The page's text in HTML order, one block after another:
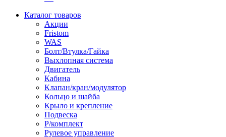
Каталог товаров
Акции
Fristom
WAS
Болт/Втулка/Гайка
Выхлопная система
Двигатель
Кабина
Клапан/кран/модулятор
Кольцо и шайба
Крыло и крепление
Подвеска
Р/комплект
Рулевое управление